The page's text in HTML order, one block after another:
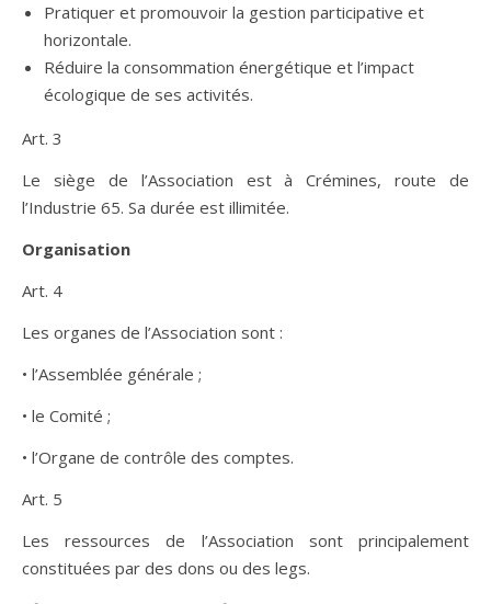
Pratiquer et promouvoir la gestion participative et
horizontale.
Réduire la consommation énergétique et l’impact
écologique de ses activités.
Art. 3
Le siège de l’Association est à Crémines, route de
l’Industrie 65. Sa durée est illimitée.
Organisation
Art. 4
Les organes de l’Association sont :
• l’Assemblée générale ;
• le Comité ;
• l’Organe de contrôle des comptes.
Art. 5
Les ressources de l’Association sont principalement
constituées par des dons ou des legs.